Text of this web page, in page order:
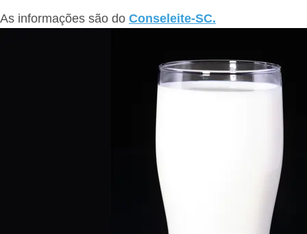
As informações são do Conseleite-SC.